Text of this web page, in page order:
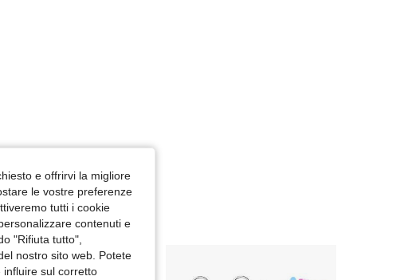
e offrirvi la migliore
le vostre preferenze
tutti i cookie
contenuti e
"Rifiuta tutto",
nostro sito web. Potete
influire sul corretto